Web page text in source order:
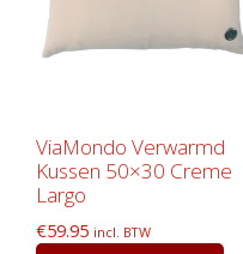
ViaMondo Verwarmd
Kussen 50×30 Creme
Largo
€59.95 incl. BTW